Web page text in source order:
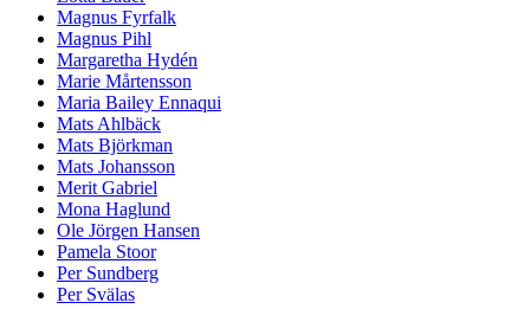
Magnus Fyrfalk
Magnus Pihl
Margaretha Hydén
Marie Mårtensson
Maria Bailey Ennaqui
Mats Ahlbäck
Mats Björkman
Mats Johansson
Merit Gabriel
Mona Haglund
Ole Jörgen Hansen
Pamela Stoor
Per Sundberg
Per Svälas